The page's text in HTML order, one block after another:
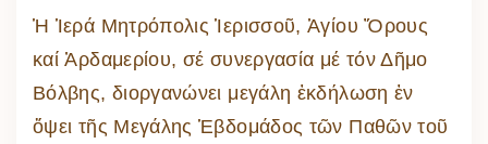
Ἡ Ἱερά Μητρόπολις Ἱερισσοῦ, Ἁγίου Ὄρους
καί Ἀρδαμερίου, σέ συνεργασία μέ τόν Δῆμο
Βόλβης, διοργανώνει μεγάλη ἐκδήλωση ἐν
ὄψει τῆς Μεγάλης Ἑβδομάδος τῶν Παθῶν τοῦ